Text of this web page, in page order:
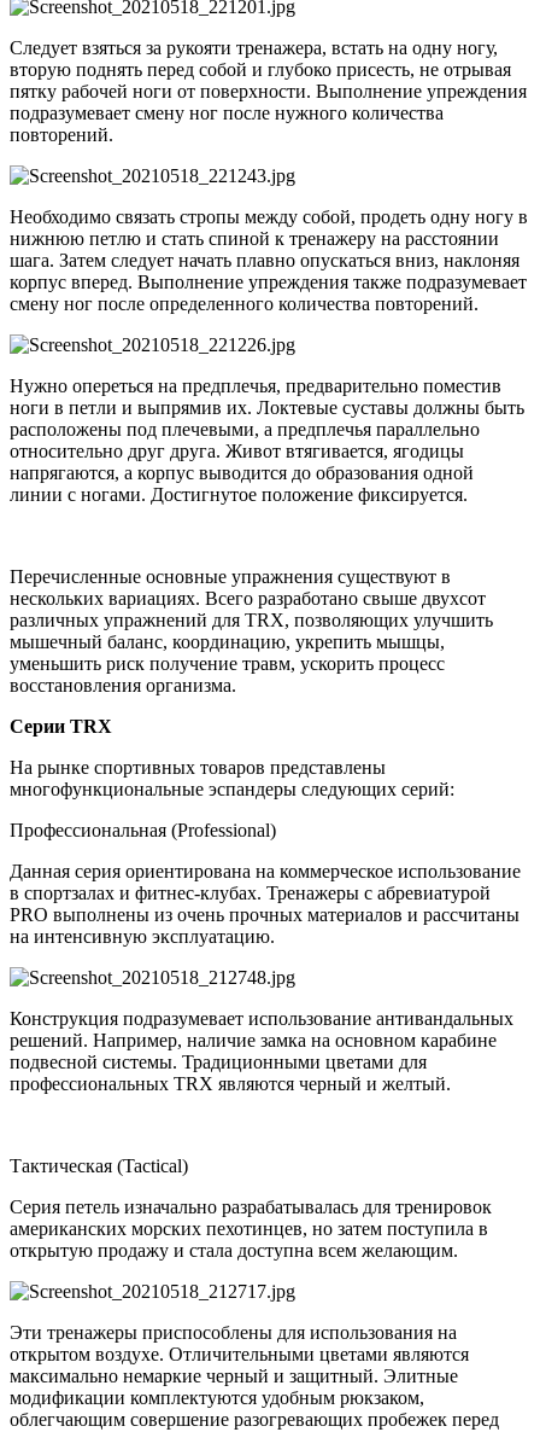
Следует взяться за рукояти тренажера, встать на одну ногу,
вторую поднять перед собой и глубоко присесть, не отрывая
пятку рабочей ноги от поверхности. Выполнение упреждения
подразумевает смену ног после нужного количества
повторений.
Необходимо связать стропы между собой, продеть одну ногу в
нижнюю петлю и стать спиной к тренажеру на расстоянии
шага. Затем следует начать плавно опускаться вниз, наклоняя
корпус вперед. Выполнение упреждения также подразумевает
смену ног после определенного количества повторений.
Нужно опереться на предплечья, предварительно поместив
ноги в петли и выпрямив их. Локтевые суставы должны быть
расположены под плечевыми, а предплечья параллельно
относительно друг друга. Живот втягивается, ягодицы
напрягаются, а корпус выводится до образования одной
линии с ногами. Достигнутое положение фиксируется.
Перечисленные основные упражнения существуют в
нескольких вариациях. Всего разработано свыше двухсот
различных упражнений для TRX, позволяющих улучшить
мышечный баланс, координацию, укрепить мышцы,
уменьшить риск получение травм, ускорить процесс
восстановления организма.
Серии TRX
На рынке спортивных товаров представлены
многофункциональные эспандеры следующих серий:
Профессиональная (Professional)
Данная серия ориентирована на коммерческое использование
в спортзалах и фитнес-клубах. Тренажеры с абревиатурой
PRO выполнены из очень прочных материалов и рассчитаны
на интенсивную эксплуатацию.
Конструкция подразумевает использование антивандальных
решений. Например, наличие замка на основном карабине
подвесной системы. Традиционными цветами для
профессиональных TRX являются черный и желтый.
Тактическая (Tactical)
Серия петель изначально разрабатывалась для тренировок
американских морских пехотинцев, но затем поступила в
открытую продажу и стала доступна всем желающим.
Эти тренажеры приспособлены для использования на
открытом воздухе. Отличительными цветами являются
максимально немаркие черный и защитный. Элитные
модификации комплектуются удобным рюкзаком,
облегчающим совершение разогревающих пробежек перед